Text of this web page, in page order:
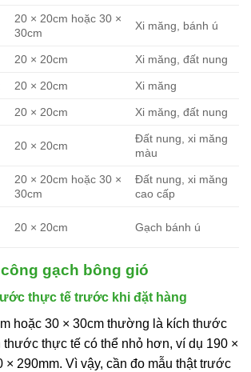
20 × 20cm hoặc 30 ×
30cm
Xi măng, bánh ú
20 × 20cm Xi măng, đất nung
20 × 20cm Xi măng
20 × 20cm Xi măng, đất nung
20 × 20cm
Đất nung, xi măng
màu
20 × 20cm hoặc 30 ×
30cm
Đất nung, xi măng
cao cấp
20 × 20cm Gạch bánh ú
gạch bông gió
thực tế trước khi đặt hàng
hoặc 30 × 30cm thường là kích thước
thước thực tế có thể nhỏ hơn, ví dụ 190 ×
× 290mm. Vì vậy, cần đo mẫu thật trước